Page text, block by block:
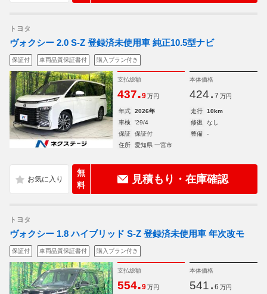
トヨタ
ヴォクシー 2.0 S-Z 登録済未使用車 純正10.5型ナビ
保証付 車両品質保証書付 購入プラン付き
支払総額
437.9 万円
本体価格
424. 7 万円
年式 2026年 走行
10km
車検
'29/4 修復
なし
保証
保証付 整備
-
住所
愛知県 一宮市
無
料
見積もり・在庫確認
トヨタ
ヴォクシー 1.8 ハイブリッド S-Z 登録済未使用車 年次改モ
保証付 車両品質保証書付 購入プラン付き
支払総額
554.9 万円
本体価格
541. 6 万円